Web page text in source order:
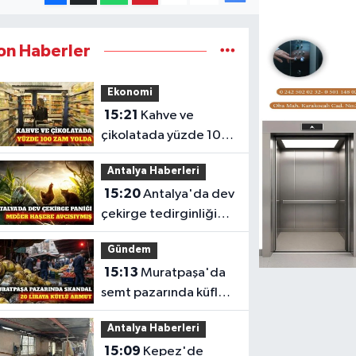
Haberler
Ekonomi
15:21
çikolatada yüzde 100
zam beklentisi
Antalya Haberleri
15:20Antalya'da dev
çekirge tedirginliğine
doğal çözüm
Gündem
15:13 Muratpaşa'da
semt pazarında küflü
armutlar 20 TL'den
satıldı
Antalya Haberleri
15:09